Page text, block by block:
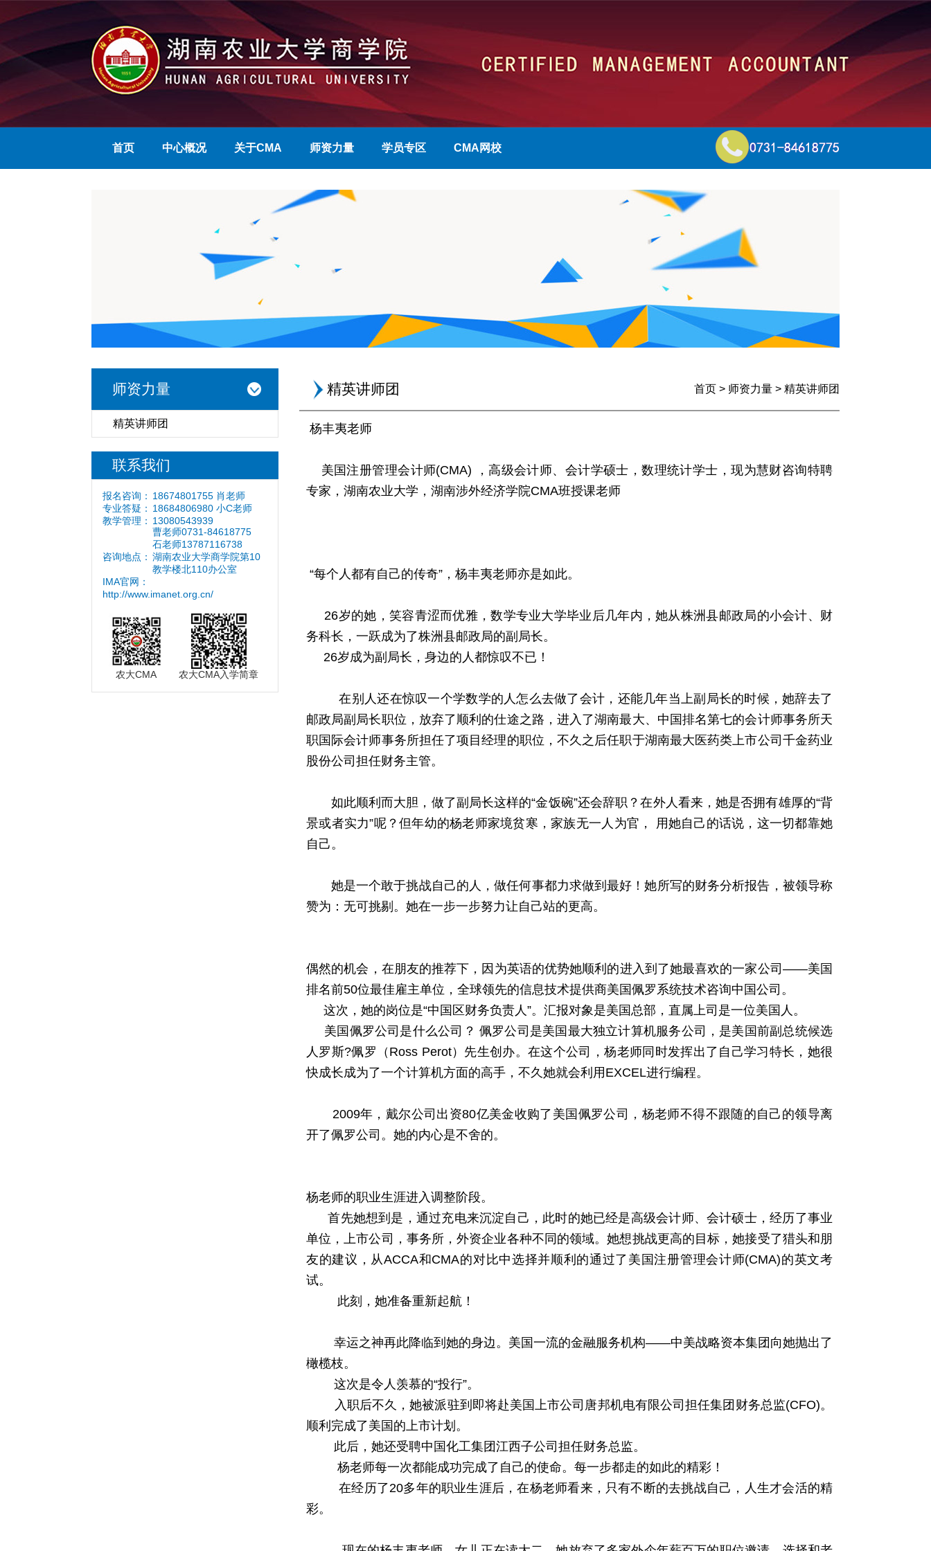
首页 中心概况 关于CMA 师资力量 学员专区 CMA网校
师资力量
精英讲师团
联系我们
报名咨询： 18674801755 肖老师
专业答疑： 18684806980 小C老师
教学管理： 13080543939
曹老师0731-84618775
石老师13787116738
咨询地点： 湖南农业大学商学院第10
教学楼北110办公室
IMA官网：
http://www.imanet.org.cn/
农大CMA 农大CMA入学简章
精英讲师团 首页 > 师资力量 > 精英讲师团
杨丰夷老师
美国注册管理会计师(CMA) ，高级会计师、会计学硕士，数理统计学士，现为慧财咨询特聘
专家，湖南农业大学，湖南涉外经济学院CMA班授课老师
“每个人都有自己的传奇”，杨丰夷老师亦是如此。
26岁的她，笑容青涩而优雅，数学专业大学毕业后几年内，她从株洲县邮政局的小会计、财
务科长，一跃成为了株洲县邮政局的副局长。
26岁成为副局长，身边的人都惊叹不已！
在别人还在惊叹一个学数学的人怎么去做了会计，还能几年当上副局长的时候，她辞去了
邮政局副局长职位，放弃了顺利的仕途之路，进入了湖南最大、中国排名第七的会计师事务所天
职国际会计师事务所担任了项目经理的职位，不久之后任职于湖南最大医药类上市公司千金药业
股份公司担任财务主管。
如此顺利而大胆，做了副局长这样的“金饭碗”还会辞职？在外人看来，她是否拥有雄厚的“背
景或者实力”呢？但年幼的杨老师家境贫寒，家族无一人为官， 用她自己的话说，这一切都靠她
自己。
她是一个敢于挑战自己的人，做任何事都力求做到最好！她所写的财务分析报告，被领导称
赞为：无可挑剔。她在一步一步努力让自己站的更高。
偶然的机会，在朋友的推荐下，因为英语的优势她顺利的进入到了她最喜欢的一家公司——美国
排名前50位最佳雇主单位，全球领先的信息技术提供商美国佩罗系统技术咨询中国公司。
这次，她的岗位是“中国区财务负责人”。汇报对象是美国总部，直属上司是一位美国人。
美国佩罗公司是什么公司？ 佩罗公司是美国最大独立计算机服务公司，是美国前副总统候选
人罗斯?佩罗（Ross Perot）先生创办。在这个公司，杨老师同时发挥出了自己学习特长，她很
快成长成为了一个计算机方面的高手，不久她就会利用EXCEL进行编程。
2009年，戴尔公司出资80亿美金收购了美国佩罗公司，杨老师不得不跟随的自己的领导离
开了佩罗公司。她的内心是不舍的。
杨老师的职业生涯进入调整阶段。
首先她想到是，通过充电来沉淀自己，此时的她已经是高级会计师、会计硕士，经历了事业
单位，上市公司，事务所，外资企业各种不同的领域。她想挑战更高的目标，她接受了猎头和朋
友的建议，从ACCA和CMA的对比中选择并顺利的通过了美国注册管理会计师(CMA)的英文考
试。
此刻，她准备重新起航！
幸运之神再此降临到她的身边。美国一流的金融服务机构——中美战略资本集团向她抛出了
橄榄枝。
这次是令人羡慕的“投行”。
入职后不久，她被派驻到即将赴美国上市公司唐邦机电有限公司担任集团财务总监(CFO)。
顺利完成了美国的上市计划。
此后，她还受聘中国化工集团江西子公司担任财务总监。
杨老师每一次都能成功完成了自己的使命。每一步都走的如此的精彩！
在经历了20多年的职业生涯后，在杨老师看来，只有不断的去挑战自己，人生才会活的精
彩。